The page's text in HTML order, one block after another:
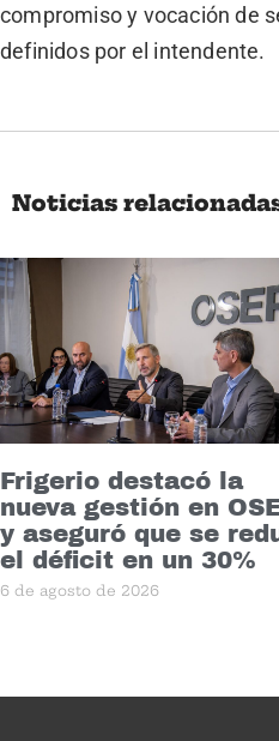
compromiso y vocación de
definidos por el intendente.
Noticias
Frigerio destacó la
nueva gestión en
y aseguró que se
el déficit en un 30%
6 de agosto de 2026